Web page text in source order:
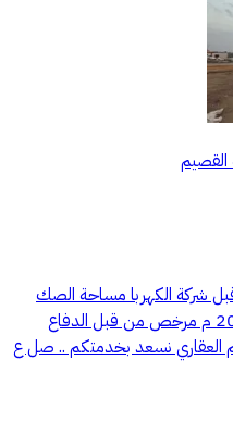
القصيم
شركة الكهربا مساحة الصك
550 م2 يفتح على شارع شرقي عرضه 20 م مرخص من قبل الدفاع
الـمُـعجـم العقاري نسعد بخدمتكم .. صل ع